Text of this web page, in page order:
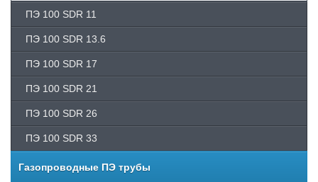
ПЭ 100 SDR 11
ПЭ­ 100 SDR 13.6
ПЭ 100 SDR 17
ПЭ­ 100 SDR 21
ПЭ­ 100 SDR 26
ПЭ 100 SDR 33
Газопроводные ПЭ трубы